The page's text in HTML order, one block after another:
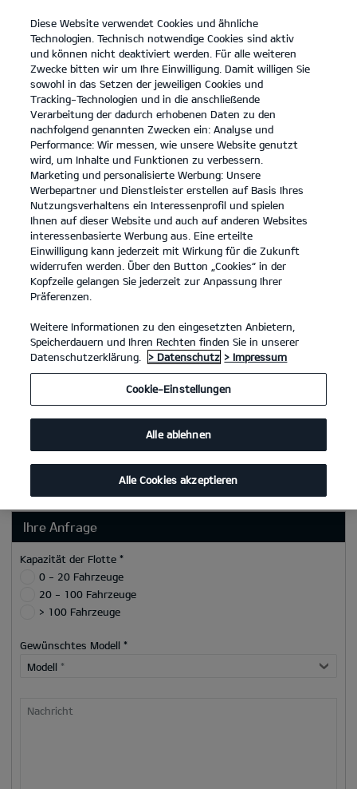
open
menu
KONTAKT
KONTAKT UNTERNEHMEN
KONTAKT UNTERNEHMEN
Ihre Kontaktdaten
Anrede*
Vorname*
Nachname*
Unternehmen*
Straße/Nr.
Ort
E-Mail*
Ihre Anfrage
Kapazität der Flotte *
0 - 20 Fahrzeuge
20 - 100 Fahrzeuge
> 100 Fahrzeuge
Gewünschtes Modell *
Modell *
Nachricht
Diese Website verwendet Cookies und ähnliche
Technologien. Technisch notwendige Cookies sind aktiv
und können nicht deaktiviert werden. Für alle weiteren
Zwecke bitten wir um Ihre Einwilligung. Damit willigen Sie
sowohl in das Setzen der jeweiligen Cookies und
Tracking-Technologien und in die anschließende
Verarbeitung der dadurch erhobenen Daten zu den
nachfolgend genannten Zwecken ein: Analyse und
Performance: Wir messen, wie unsere Website genutzt
wird, um Inhalte und Funktionen zu verbessern.
Marketing und personalisierte Werbung: Unsere
Werbepartner und Dienstleister erstellen auf Basis Ihres
Nutzungsverhaltens ein Interessenprofil und spielen
Ihnen auf dieser Website und auch auf anderen Websites
interessenbasierte Werbung aus. Eine erteilte
Einwilligung kann jederzeit mit Wirkung für die Zukunft
widerrufen werden. Über den Button „Cookies“ in der
Kopfzeile gelangen Sie jederzeit zur Anpassung Ihrer
Präferenzen.
Weitere Informationen zu den eingesetzten Anbietern,
Speicherdauern und Ihren Rechten finden Sie in unserer
Datenschutzerklärung.
> Datenschutz > Impressum
Cookie-Einstellungen
Alle ablehnen
Alle Cookies akzeptieren